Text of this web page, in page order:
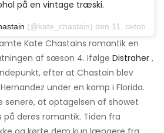
på en vintage træski.
(@kate_chastain) den 11. oktober 2019 kl.4: 32 PDT
Kate Chastains romantik en
af ​​sæson 4. Ifølge Distraher ,
efter at Chastain blev
under en kamp i Florida.
senere, at optagelsen af ​​showet
på deres romantik. Tiden fra